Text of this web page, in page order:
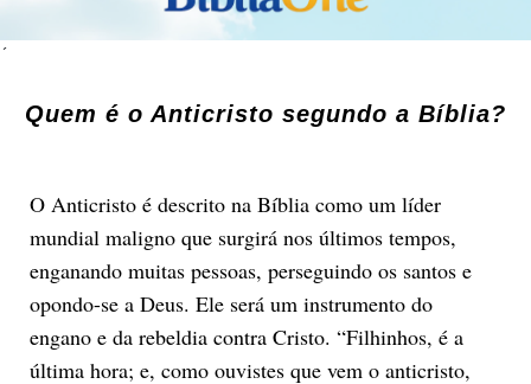
´
Quem é o Anticristo segundo a Bíblia?
O Anticristo é descrito na Bíblia como um líder
mundial maligno que surgirá nos últimos tempos,
enganando muitas pessoas, perseguindo os santos e
opondo-se a Deus. Ele será um instrumento do
engano e da rebeldia contra Cristo. “Filhinhos, é a
última hora; e, como ouvistes que vem o anticristo,